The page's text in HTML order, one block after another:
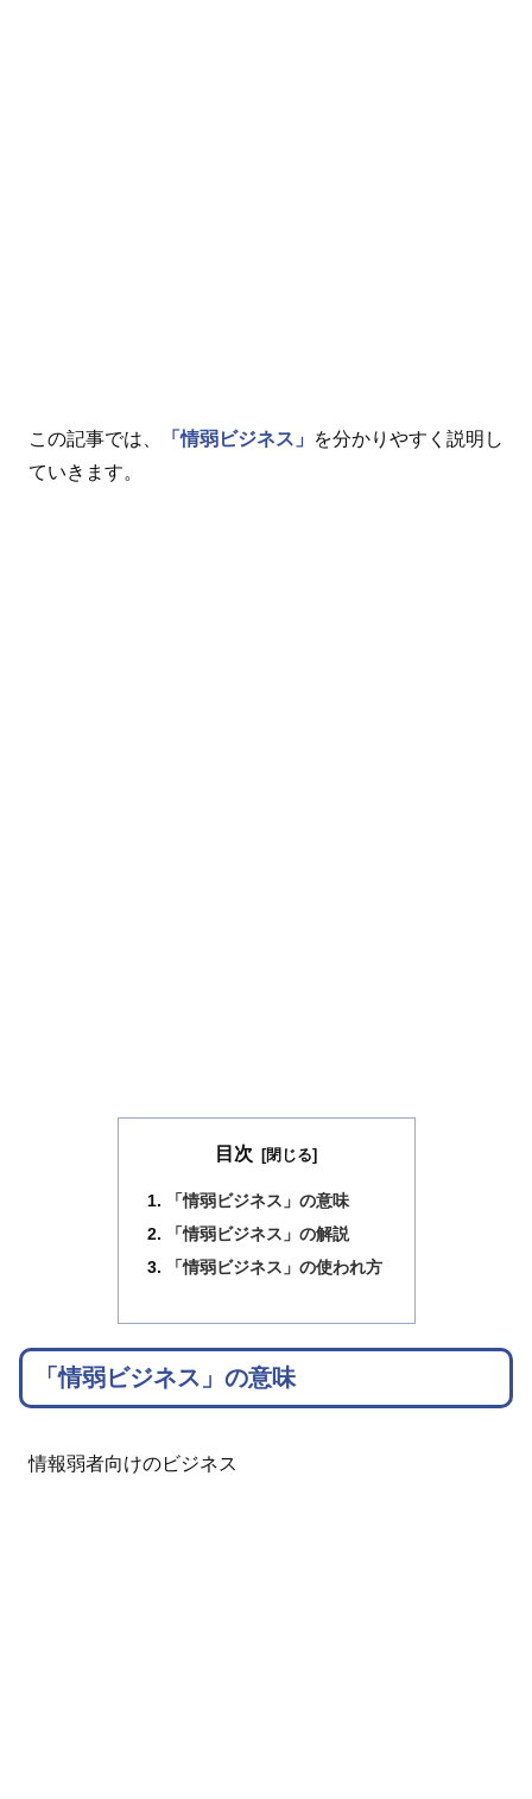
この記事では、 「情弱ビジネス」
を分かりやすく説明し
ていきます。
目次
「情弱ビジネス」の意味
「情弱ビジネス」の解説
「情弱ビジネス」の使われ方
「情弱ビジネス」の意味
情報弱者向けのビジネス